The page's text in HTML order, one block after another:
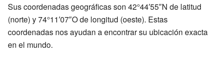
Sus coordenadas geográficas son 42°44′55″N de latitud
(norte) y 74°11′07″O de longitud (oeste). Estas
coordenadas nos ayudan a encontrar su ubicación exacta
en el mundo.